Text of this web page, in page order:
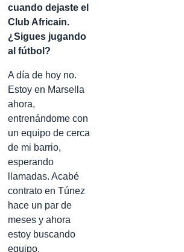
cuando dejaste el
Club Africain.
¿Sigues jugando
al fútbol?
A día de hoy no.
Estoy en Marsella
ahora,
entrenándome con
un equipo de cerca
de mi barrio,
esperando
llamadas. Acabé
contrato en Túnez
hace un par de
meses y ahora
estoy buscando
equipo.